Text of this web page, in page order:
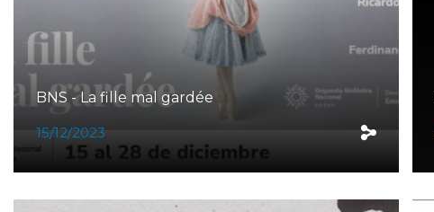
BNS - La fille mal gardée
15/12/2023